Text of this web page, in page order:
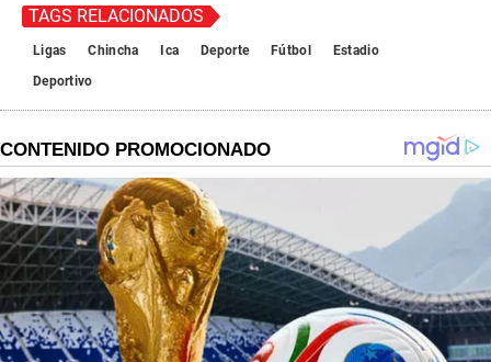
TAGS RELACIONADOS
Ligas Chincha Ica Deporte Fútbol
Estadio
Deportivo